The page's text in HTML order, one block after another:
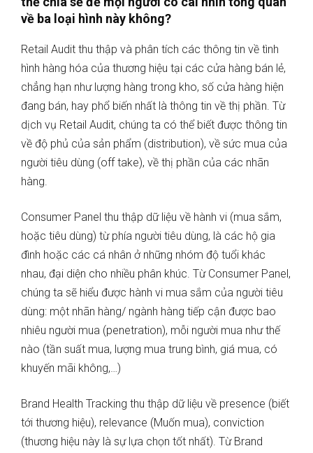
về ba loại hình này không?
Retail Audit thu thập và phân tích các thông tin về tình
hình hàng hóa của thương hiệu tại các cửa hàng bán lẻ,
chẳng hạn như lượng hàng trong kho, số cửa hàng hiện
đang bán, hay phổ biến nhất là thông tin về thị phần. Từ
dịch vụ Retail Audit, chúng ta có thể biết được thông tin
về độ phủ của sản phẩm (distribution), về sức mua của
người tiêu dùng (off take), về thị phần của các nhãn
hàng.
Consumer Panel thu thập dữ liệu về hành vi (mua sắm,
hoặc tiêu dùng) từ phía người tiêu dùng, là các hộ gia
đình hoặc các cá nhân ở những nhóm độ tuổi khác
nhau, đại diện cho nhiều phân khúc. Từ Consumer Panel,
chúng ta sẽ hiểu được hành vi mua sắm của người tiêu
dùng: một nhãn hàng/ ngành hàng tiếp cận được bao
nhiêu người mua (penetration), mỗi người mua như thế
nào (tần suất mua, lượng mua trung bình, giá mua, có
khuyến mãi không,…)
Brand Health Tracking thu thập dữ liệu về presence (biết
tới thương hiệu), relevance (Muốn mua), conviction
(thương hiệu này là sự lựa chọn tốt nhất). Từ Brand